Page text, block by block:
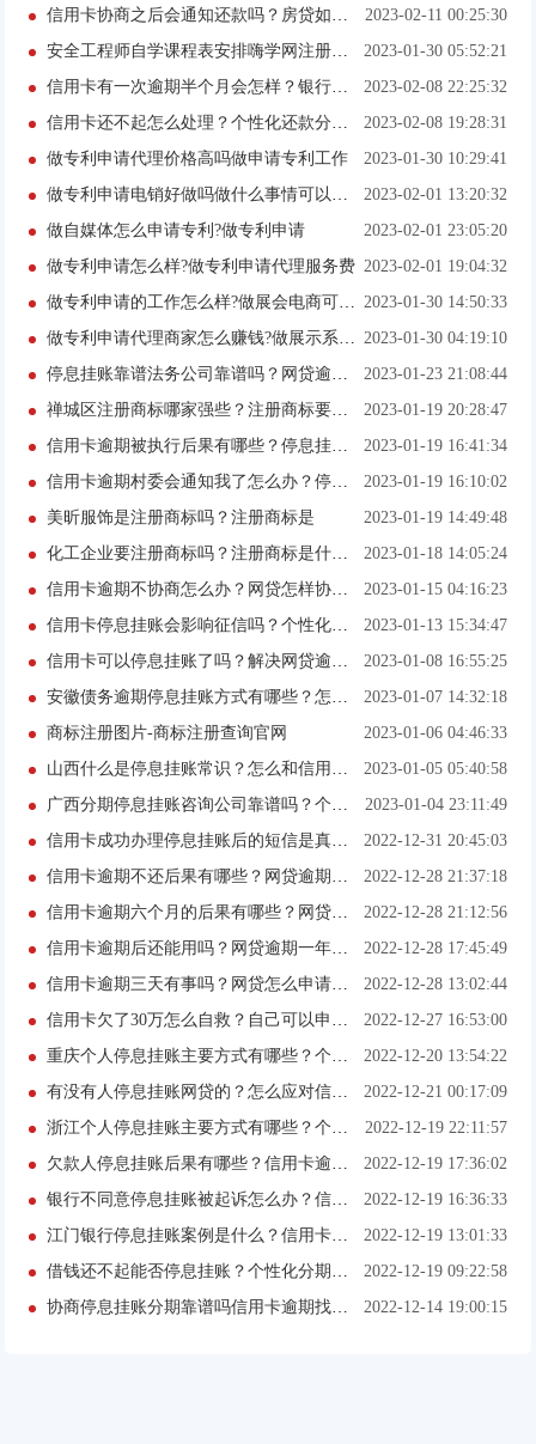
2023-02-11 00:25:30
信用卡协商之后会通知还款吗？房贷如何向银行申请停息挂账？
2023-01-30 05:52:21
安全工程师自学课程表安排嗨学网注册安全工程师课程多少钱
2023-02-08 22:25:32
信用卡有一次逾期半个月会怎样？银行个性化分期申请方法有哪些？
2023-02-08 19:28:31
信用卡还不起怎么处理？个性化还款分期协议怎样写？
2023-01-30 10:29:41
做专利申请代理价格高吗做申请专利工作
2023-02-01 13:20:32
做专利申请电销好做吗做什么事情可以申请专利
2023-02-01 23:05:20
做自媒体怎么申请专利?做专利申请
2023-02-01 19:04:32
做专利申请怎么样?做专利申请代理服务费
2023-01-30 14:50:33
做专利申请的工作怎么样?做展会电商可以申请专利吗?
2023-01-30 04:19:10
做专利申请代理商家怎么赚钱?做展示系统可以申请专利么?
2023-01-23 21:08:44
停息挂账靠谱法务公司靠谱吗？网贷逾期怎么去协商？
2023-01-19 20:28:47
禅城区注册商标哪家强些？注册商标要多少钱？
2023-01-19 16:41:34
信用卡逾期被执行后果有哪些？停息挂账要什么材料？
2023-01-19 16:10:02
信用卡逾期村委会通知我了怎么办？停息挂账要什么材料？
2023-01-19 14:49:48
美昕服饰是注册商标吗？注册商标是
2023-01-18 14:05:24
化工企业要注册商标吗？注册商标是什么？
2023-01-15 04:16:23
信用卡逾期不协商怎么办？网贷怎样协商还款停息挂账？
2023-01-13 15:34:47
信用卡停息挂账会影响征信吗？个性化分期后还能退息吗？
2023-01-08 16:55:25
信用卡可以停息挂账了吗？解决网贷逾期最好的办法有哪些？
2023-01-07 14:32:18
安徽债务逾期停息挂账方式有哪些？怎么申请个性化分期还款？
2023-01-06 04:46:33
商标注册图片-商标注册查询官网
2023-01-05 05:40:58
山西什么是停息挂账常识？怎么和信用卡协商个性化分期？
2023-01-04 23:11:49
广西分期停息挂账咨询公司靠谱吗？个性化分期后再逾期怎么办？
2022-12-31 20:45:03
信用卡成功办理停息挂账后的短信是真的吗？网贷暂时还不上可以延期吗？
2022-12-28 21:37:18
信用卡逾期不还后果有哪些？网贷逾期起诉立案标准是多少？
2022-12-28 21:12:56
信用卡逾期六个月的后果有哪些？网贷逾期欠款多少会被起诉？
2022-12-28 17:45:49
信用卡逾期后还能用吗？网贷逾期一年了怎么还没起诉？
2022-12-28 13:02:44
信用卡逾期三天有事吗？网贷怎么申请停息挂账？
2022-12-27 16:53:00
信用卡欠了30万怎么自救？自己可以申请停息挂账吗？
2022-12-20 13:54:22
重庆个人停息挂账主要方式有哪些？个性化分期算恶心拖欠吗？
2022-12-21 00:17:09
有没有人停息挂账网贷的？怎么应对信用卡催收？
2022-12-19 22:11:57
浙江个人停息挂账主要方式有哪些？个性化分期可以延期还款吗？
2022-12-19 17:36:02
欠款人停息挂账后果有哪些？信用卡逾期三个月会被起诉吗？
2022-12-19 16:36:33
银行不同意停息挂账被起诉怎么办？信用卡7000逾期半年会被起诉吗？
2022-12-19 13:01:33
江门银行停息挂账案例是什么？信用卡逾期被起诉会怎么样？
2022-12-19 09:22:58
借钱还不起能否停息挂账？个性化分期征信多久恢复？
2022-12-14 19:00:15
协商停息挂账分期靠谱吗信用卡逾期找上门了怎么办